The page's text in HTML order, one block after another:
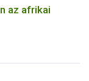
az afrikai